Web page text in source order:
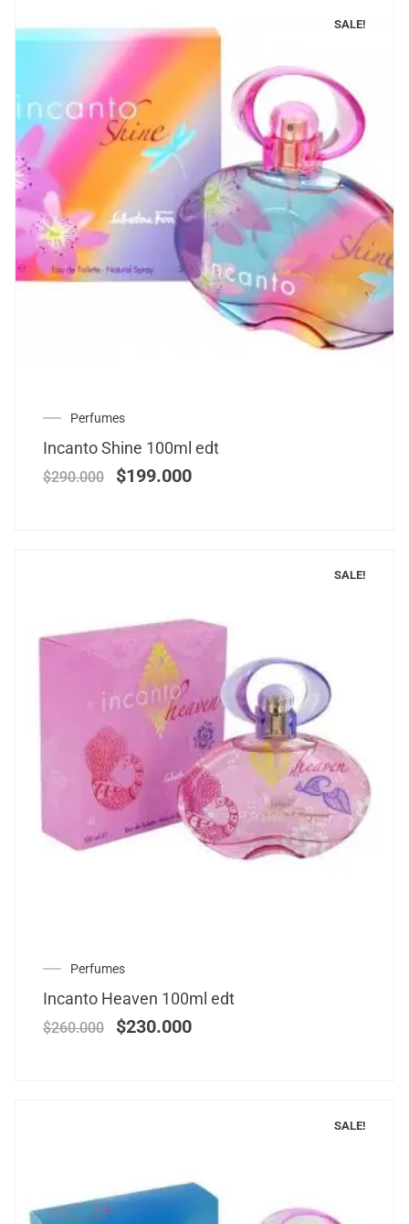
SALE!
Perfumes
Incanto Shine 100ml edt
$290.000 $199.000
SALE!
Perfumes
Incanto Heaven 100ml edt
$260.000 $230.000
SALE!